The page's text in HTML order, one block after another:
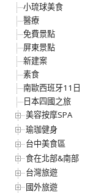
小琉球美食
醫療
免費景點
屏東景點
新建案
素食
南歐西班牙11日
日本四國之旅
美容按摩SPA
瑜珈健身
台中美食區
食在北部&南部
台灣旅遊
國外旅遊